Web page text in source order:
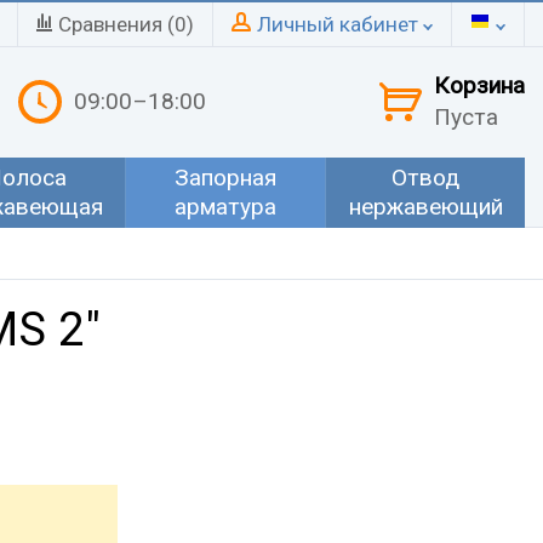
Сравнения (0) Личный кабинет
09:00–18:00
Корзина
Пуста
Запорная
арматура
Отвод
нержавеющий
2"